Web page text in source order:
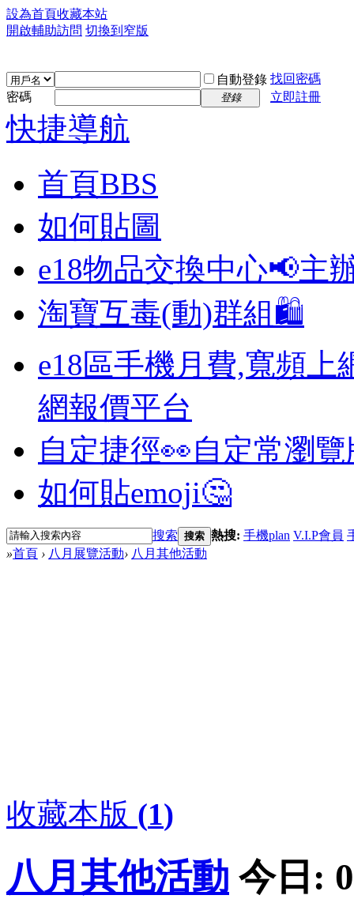
設為首頁收藏本站
開啟輔助訪問 切換到窄版
自動登錄 找回密碼
密碼
登錄 立即註冊
快捷導航
首頁BBS
如何貼圖
e18物品交換中心📢主
淘寶互毒(動)群組🛍️
e18區手機月費,寬頻上
網報價平台
自定捷徑👀自定常瀏
如何貼emoji🤔
搜索 搜索 熱搜: 手機plan V.I.P會員
»首頁 › 八月展覽活動› 八月其他活動
收藏本版 (1)
八月其他活動 今日: 0